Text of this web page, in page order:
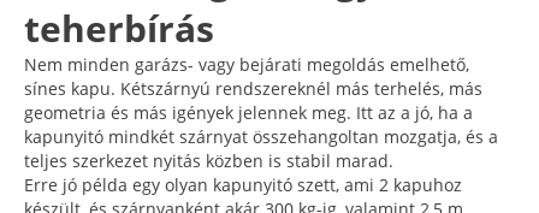
teherbírás
Nem minden garázs- vagy bejárati megoldás emelhető,
sínes kapu. Kétszárnyú rendszereknél más terhelés, más
geometria és más igények jelennek meg. Itt az a jó, ha a
kapunyitó mindkét szárnyat összehangoltan mozgatja, és a
teljes szerkezet nyitás közben is stabil marad.
Erre jó példa egy olyan kapunyitó szett, ami 2 kapuhoz